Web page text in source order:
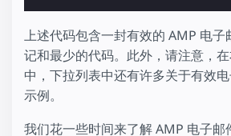
上述代码包含一封有效的 AMP 电子
记和最少的代码。此外，请注意，
中，下拉列表中还有许多关于有效
示例。
我们花一些时间来了解 AMP 电子邮